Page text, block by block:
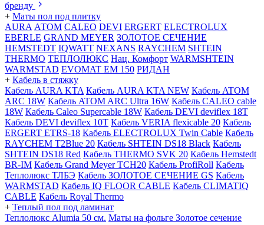
бренду
+ Маты пол под плитку
AURA АТОМ CALEO DEVI ERGERT ELECTROLUX
EBERLE GRAND MEYER ЗОЛОТОЕ СЕЧЕНИЕ
HEMSTEDT IQWATT NEXANS RAYCHEM SHTEIN
THERMO ТЕПЛОЛЮКС Нац. Комфорт WARMSHTEIN
WARMSTAD EVOMAT EM 150 РИДАН
+ Кабель в стяжку
Кабель AURA KTA Кабель AURA KTA NEW Кабель ATOM
ARC 18W Кабель ATOM ARC Ultra 16W Кабель CALEO cable
18W Кабель Caleo Supercable 18W Кабель DEVI deviflex 18T
Кабель DEVI deviflex 10T Кабель VERIA flexicable 20 Кабель
ERGERT ETRS-18 Кабель ELECTROLUX Twin Cable Кабель
RAYCHEM T2Blue 20 Кабель SHTEIN DS18 Black Кабель
SHTEIN DS18 Red Кабель THERMO SVK 20 Кабель Hemstedt
BR-IM Кабель Grand Meyer TCH20 Кабель ProfiRoll Кабель
Теплолюкс ТЛБЭ Кабель ЗОЛОТОЕ СЕЧЕНИЕ GS Кабель
WARMSTAD Кабель IQ FLOOR CABLE Кабель CLIMATIQ
CABLE Кабель Royal Thermo
+ Теплый пол под ламинат
Теплолюкс Alumia 50 см. Маты на фольге Золотое сечение